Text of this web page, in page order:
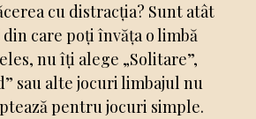
cu distracția? Sunt atât
care poți învăța o limbă
nu îți alege „Solitare”,
sau alte jocuri limbajul nu
pentru jocuri simple.